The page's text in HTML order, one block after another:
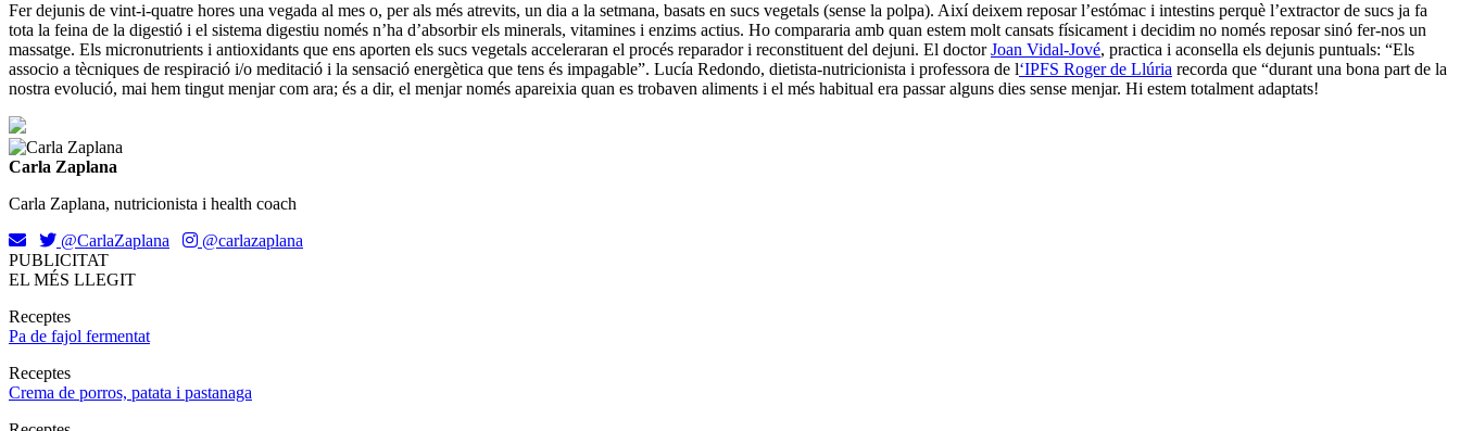
Fer dejunis de vint-i-quatre hores una vegada al mes o, per als més atrevits, un dia a la setmana, basats en sucs vegetals (sense la polpa). Així deixem reposar l’estómac i intestins perquè l’extractor de sucs ja fa
tota la feina de la digestió i el sistema digestiu només n’ha d’absorbir els minerals, vitamines i enzims actius. Ho compararia amb quan estem molt cansats físicament i decidim no només reposar sinó fer-nos un
massatge. Els micronutrients i antioxidants que ens aporten els sucs vegetals acceleraran el procés reparador i reconstituent del dejuni. El doctorJoan Vidal-Jové, practica i aconsella els dejunis puntuals: “Els
associo a tècniques de respiració i/o meditació i la sensació energètica que tens és impagable”. Lucía Redondo, dietista-nutricionista i professora de l‘IPFS Roger de Llúria recorda que “durant una bona part de la
nostra evolució, mai hem tingut menjar com ara; és a dir, el menjar només apareixia quan es trobaven aliments i el més habitual era passar alguns dies sense menjar. Hi estem totalment adaptats!
Carla Zaplana
Carla Zaplana, nutricionista i health coach
@CarlaZaplana
@carlazaplana
PUBLICITAT
EL MÉS LLEGIT
Receptes
Pa de fajol fermentat
Receptes
Crema de porros, patata i pastanaga